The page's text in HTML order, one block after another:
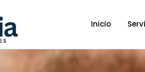
Inicio